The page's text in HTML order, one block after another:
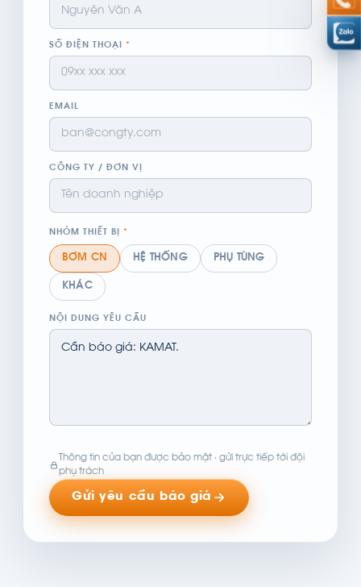
SỐ ĐIỆN THOẠI *
EMAIL
CÔNG TY / ĐƠN VỊ
NHÓM THIẾT BỊ *
BƠM CN HỆ THỐNG PHỤ TÙNG
KHÁC
NỘI DUNG YÊU CẦU
Thông tin của bạn được bảo mật · gửi trực tiếp tới đội
phụ trách
Gửi yêu cầu báo giá